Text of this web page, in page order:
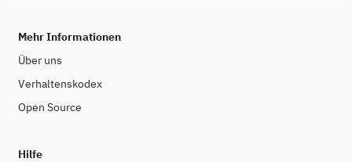
Mehr Informationen
Über uns
Verhaltenskodex
Open Source
Hilfe